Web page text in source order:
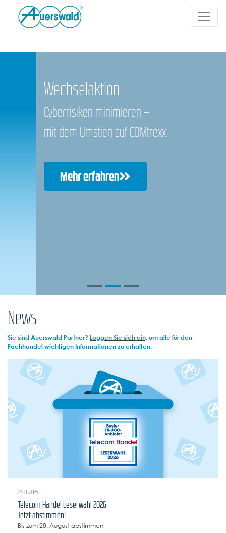
Wechselaktion
Cyberrisiken minimieren –
mit dem Umstieg auf COMtrexx.
Mehr erfahren
News
Sie sind Auerswald Partner? Loggen Sie sich ein,um alle für den
Fachhandel wichtigen Informationen zu erhalten.
05.08.2026
Telecom Handel Leserwahl 2026 –
Jetzt abstimmen!
Bis zum 28. August abstimmen